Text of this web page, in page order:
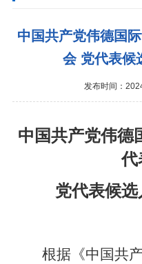
中国共产党伟德国
会 党代表候
发布时间：
中国共产党伟德
代
党代表候
根据《中国共